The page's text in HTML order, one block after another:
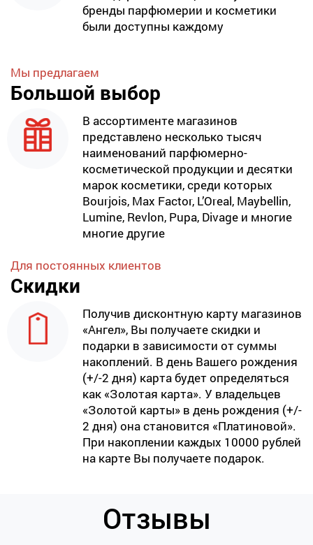
бренды парфюмерии и косметики
были доступны каждому
Мы предлагаем
Большой выбор
В ассортименте магазинов
представлено несколько тысяч
наименований парфюмерно-
косметической продукции и десятки
марок косметики, среди которых
Bourjois, Max Factor, L’Oreal, Maybellin,
Lumine, Revlon, Pupa, Divage и многие
многие другие
Для постоянных клиентов
Скидки
Получив дисконтную карту магазинов
«Ангел», Вы получаете скидки и
подарки в зависимости от суммы
накоплений. В день Вашего рождения
(+/-2 дня) карта будет определяться
как «Золотая карта». У владельцев
«Золотой карты» в день рождения (+/-
2 дня) она становится «Платиновой».
При накоплении каждых 10000 рублей
на карте Вы получаете подарок.
Отзывы